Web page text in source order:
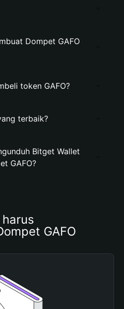
Dompet GAFO
token GAFO?
terbaik?
Bitget Wallet
GAFO?
GAFO